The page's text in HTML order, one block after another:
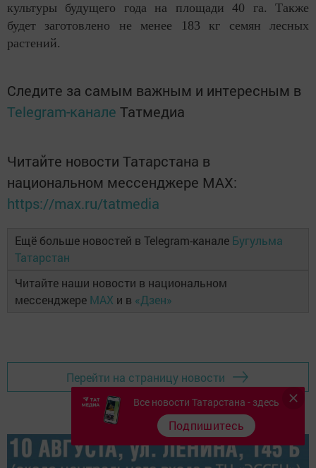
культуры будущего года на площади 40 га. Также
будет заготовлено не менее 183 кг семян лесных
растений.
Следите за самым важным и интересным в
Telegram-канале Татмедиа
Читайте новости Татарстана в
национальном мессенджере MАХ:
https://max.ru/tatmedia
Ещё больше новостей в Telegram-канале Бугульма
Татарстан
Читайте наши новости в национальном
мессенджере MAX и в «Дзен»
Перейти на страницу новости
Все новости Татарстана - здесь
Подпишитесь